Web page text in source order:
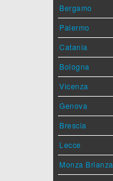
Bergamo
Palermo
Catania
Bologna
Vicenza
Genova
Brescia
Lecce
Monza Brianza